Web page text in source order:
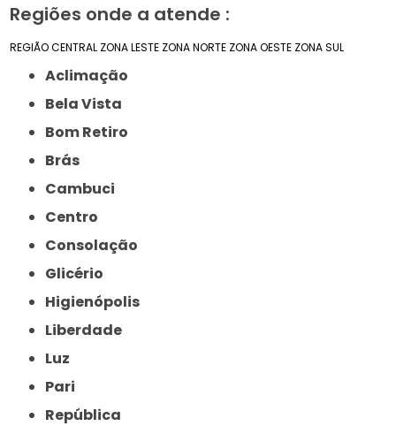
Regiões onde a atende :
REGIÃO CENTRAL ZONA LESTE ZONA NORTE ZONA OESTE ZONA SUL
Aclimação
Bela Vista
Bom Retiro
Brás
Cambuci
Centro
Consolação
Glicério
Higienópolis
Liberdade
Luz
Pari
República